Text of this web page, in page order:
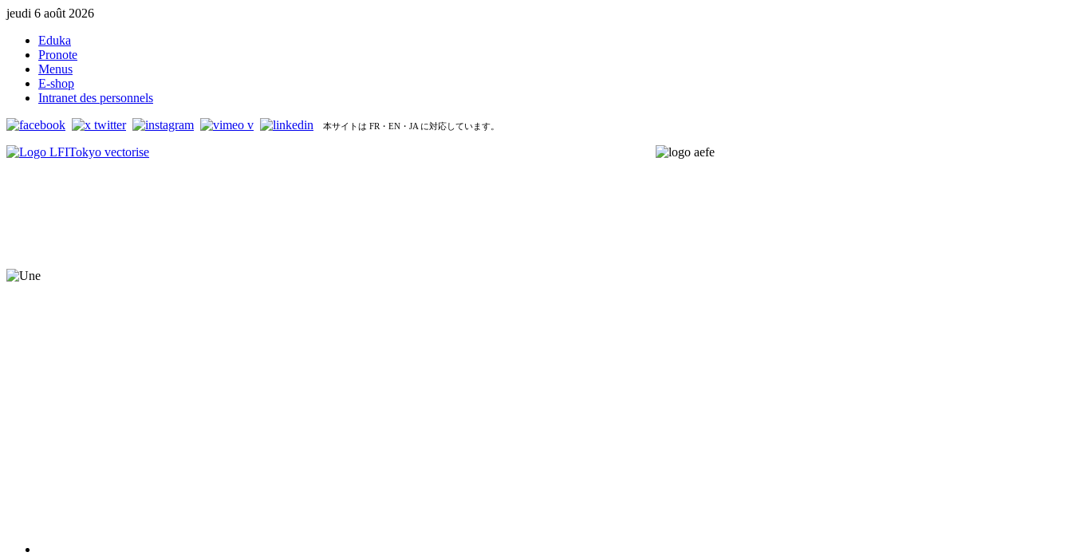
jeudi 6 août 2026
Eduka
Pronote
Menus
E-shop
Intranet des personnels
本サイトは FR・EN・JA に対応しています。